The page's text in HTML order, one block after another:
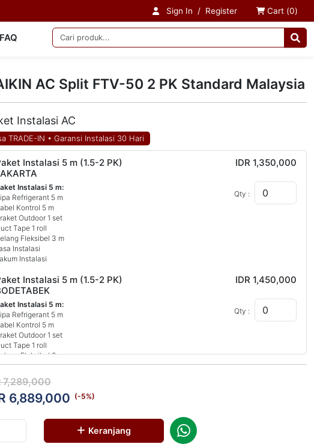
Sign In / Register Cart (0)
FAQ
AC Split FTV-50 2 PK Standard Malaysia
Instalasi AC
TRADE-IN • Garansi Instalasi 30 Hari
Instalasi 5 m (1.5-2 PK)
Instalasi 5 m:
Refrigerant 5 m
Kontrol 5 m
Outdoor 1 set
Tape 1 roll
Fleksibel 3 m
Instalasi
Instalasi
IDR 1,350,000
Qty :
Instalasi 5 m (1.5-2 PK)
Instalasi 5 m:
Refrigerant 5 m
Kontrol 5 m
Outdoor 1 set
Tape 1 roll
Fleksibel 3 m
Instalasi
Instalasi
IDR 1,450,000
Qty :
Aksesoris 5 m tanpa Instalasi
(1.5-2 PK)
Instalasi 5 m:
Kontrol 5 m
7,289,000
6,889,000 (-5%)
Keranjang